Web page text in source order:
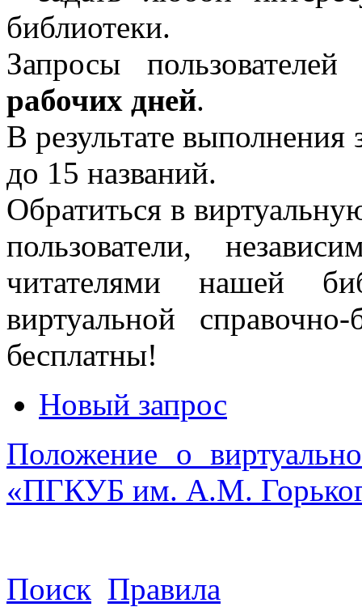
библиотеки.
Запросы
рабочих дней.
В результате выполнения
до 15 названий.
Обратиться в
пользователи,
читателями нашей
виртуальной
бесплатны!
Новый запрос
Положение о
«ПГКУБ им. А.М.
Поиск Правила